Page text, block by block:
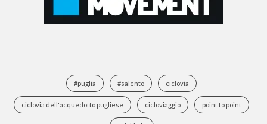
#puglia #salento ciclovia
ciclovia dell'acquedotto pugliese cicloviaggio point to point